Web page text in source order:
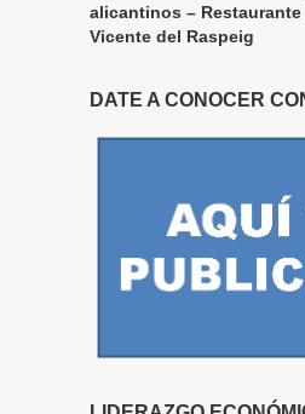
alicantinos – Restaurante
Vicente del Raspeig
DATE A CONOCER